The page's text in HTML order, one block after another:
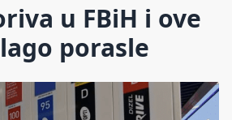
u FBiH i ove
porasle